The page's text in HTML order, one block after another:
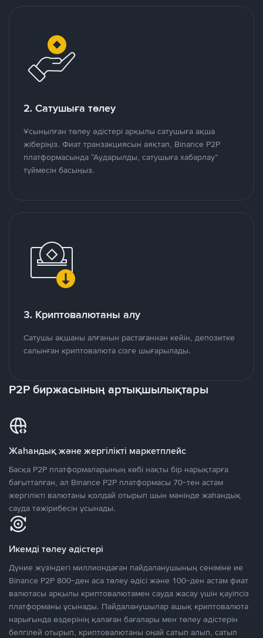
2. Сатушыға төлеу
Ұсынылған төлеу әдістері арқылы сатушыға ақша
жіберіңіз. Фиат транзакциясын аяқтап, Binance P2P
платформасында “Аударылды, сатушыға хабарлау”
түймесін басыңыз.
3. Криптовалютаны алу
Сатушы ақшаны алғанын растағаннан кейін, депозитке
салынған криптовалюта сізге шығарылады.
P2P биржасының артықшылықтары
Жаһандық және жергілікті маркетплейс
Басқа P2P платформаларының көбі нақты бір нарықтарға
бағытталған, ал Binance P2P платформасы 70-тен астам
жергілікті валютаны қолдай отырып шын мәнінде жаһандық
сауда тәжірибесін ұсынады.
Икемді төлеу әдістері
Дүние жүзіндегі миллиондаған пайдаланушының сеніміне ие
Binance P2P 800-ден аса төлеу әдісі және 100-ден астам фиат
валютасы арқылы криптовалютамен сауда жасау үшін қауіпсіз
платформаны ұсынады. Пайдаланушылар ашық криптовалюта
нарығында өздерінің қалаған бағалары мен төлеу әдістерін
белгілей отырып, криптовалютаны оңай сатып алып, сатып